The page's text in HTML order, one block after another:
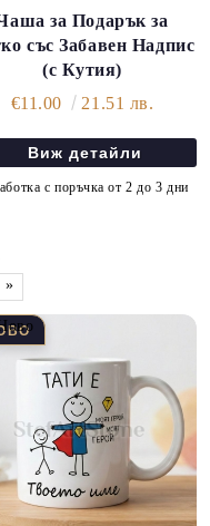
за Подарък за
със Забавен Надпис
(с Кутия)
€11.00
21.51 лв.
Виж детайли
с поръчка от 2 до 3 дни
»